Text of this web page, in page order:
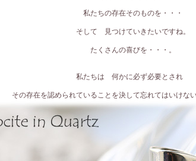
私たちの存在そのものを・・・
そして 見つけていきたいですね。
たくさんの喜びを・・・。
私たちは 何かに必ず必要とされ
その存在を認められていることを決して忘れてはいけな